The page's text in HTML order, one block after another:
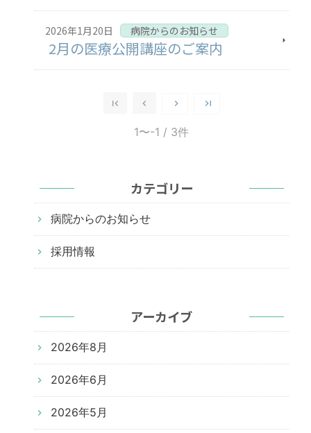
2月の医療公開講座のご案内
2026年1月20日 病院からのお知らせ
1〜-1 / 3件
カテゴリー
病院からのお知らせ
採用情報
アーカイブ
2026年8月
2026年6月
2026年5月